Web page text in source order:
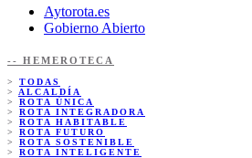
Aytorota.es
Gobierno Abierto
-- HEMEROTECA
> TODAS
> ALCALDÍA
> ROTA ÚNICA
> ROTA INTEGRADORA
> ROTA HABITABLE
> ROTA FUTURO
> ROTA SOSTENIBLE
> ROTA INTELIGENTE